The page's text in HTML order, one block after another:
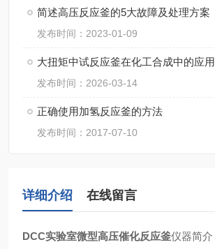
简述高压反应釜的5大故障及处理方案
发布时间：2023-01-09
大扭矩中试反应釜在化工合成中的应用
发布时间：2026-03-14
正确使用加氢反应釜的方法
发布时间：2017-07-10
详细介绍 在线留言
DCC实验室微型高压催化反应釜仪器简介